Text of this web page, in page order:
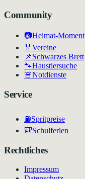
Community
📷Heimat-Moment
🏅 Vereine
📌Schwarzes Brett
🐾Haustiersuche
🚨Notdienste
Service
⛽Spritpreise
🎒Schulferien
Rechtliches
Impressum